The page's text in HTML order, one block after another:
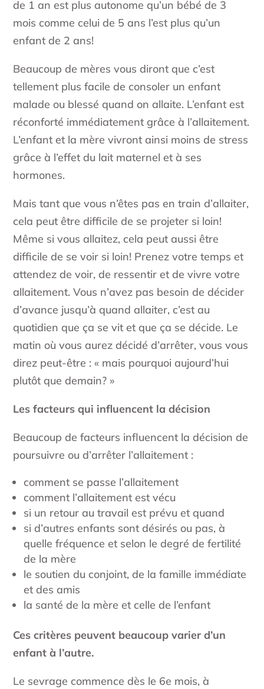
de 1 an est plus autonome qu’un bébé de 3
mois comme celui de 5 ans l’est plus qu’un
enfant de 2 ans!
Beaucoup de mères vous diront que c’est
tellement plus facile de consoler un enfant
malade ou blessé quand on allaite. L’enfant est
réconforté immédiatement grâce à l’allaitement.
L’enfant et la mère vivront ainsi moins de stress
grâce à l’effet du lait maternel et à ses
hormones.
Mais tant que vous n’êtes pas en train d’allaiter,
cela peut être difficile de se projeter si loin!
Même si vous allaitez, cela peut aussi être
difficile de se voir si loin! Prenez votre temps et
attendez de voir, de ressentir et de vivre votre
allaitement. Vous n’avez pas besoin de décider
d’avance jusqu’à quand allaiter, c’est au
quotidien que ça se vit et que ça se décide. Le
matin où vous aurez décidé d’arrêter, vous vous
direz peut-être : « mais pourquoi aujourd’hui
plutôt que demain? »
Les facteurs qui influencent la décision
Beaucoup de facteurs influencent la décision de
poursuivre ou d’arrêter l’allaitement :
comment se passe l’allaitement
comment l’allaitement est vécu
si un retour au travail est prévu et quand
si d’autres enfants sont désirés ou pas, à
quelle fréquence et selon le degré de fertilité
de la mère
le soutien du conjoint, de la famille immédiate
et des amis
la santé de la mère et celle de l’enfant
Ces critères peuvent beaucoup varier d’un
enfant à l’autre.
Le sevrage commence dès le 6e mois, à